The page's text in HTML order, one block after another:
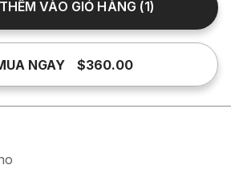
THÊM VÀO GIỎ HÀNG (1)
NGAY $360.00